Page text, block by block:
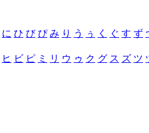
に ひ び ぴ み り う ぅ く ぐ す ず
ヒ ビ ピ ミ リ ウ ゥ ク グ ス ズ ツ